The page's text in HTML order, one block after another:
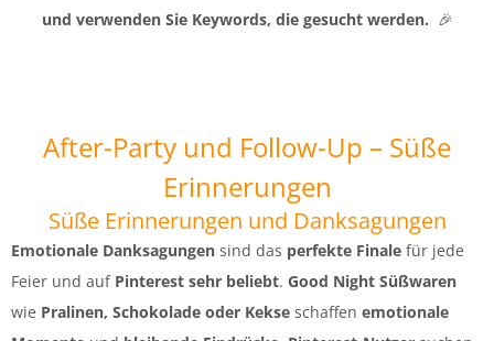
und verwenden Sie Keywords, die gesucht werden. 🎉
After-Party und Follow-Up – Süße
Erinnerungen
Süße Erinnerungen und Danksagungen
Emotionale Danksagungen sind das perfekte Finale für jede
Feier und auf Pinterest sehr beliebt. Good Night Süßwaren
wie Pralinen, Schokolade oder Kekse schaffen emotionale